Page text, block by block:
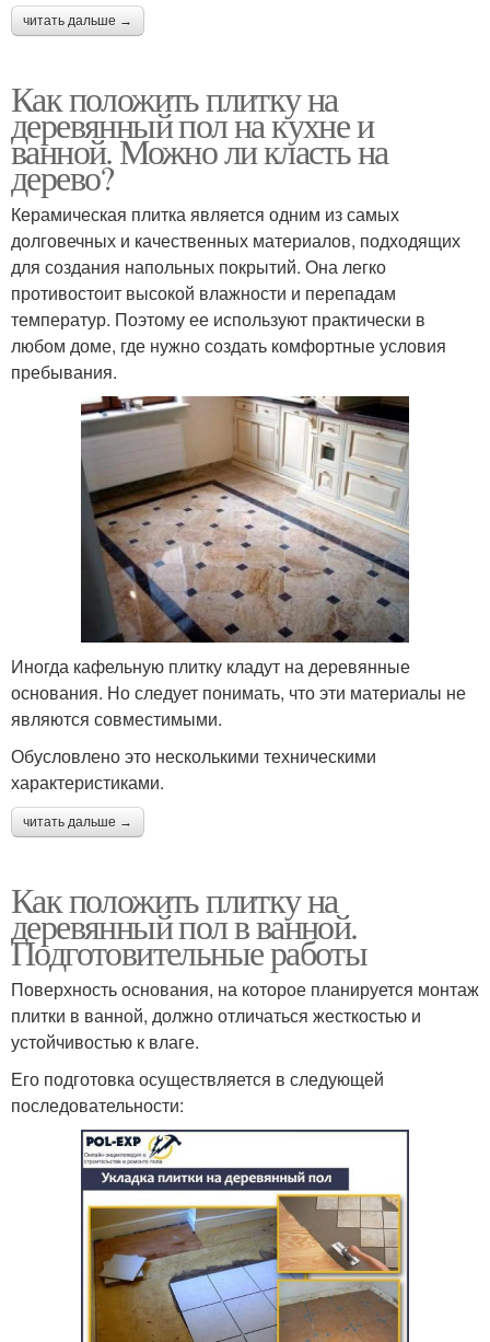
читать дальше →
Как положить плитку на
деревянный пол на кухне и
ванной. Можно ли класть на
дерево?
Керамическая плитка является одним из самых
долговечных и качественных материалов, подходящих
для создания напольных покрытий. Она легко
противостоит высокой влажности и перепадам
температур. Поэтому ее используют практически в
любом доме, где нужно создать комфортные условия
пребывания.
Иногда кафельную плитку кладут на деревянные
основания. Но следует понимать, что эти материалы не
являются совместимыми.
Обусловлено это несколькими техническими
характеристиками.
читать дальше →
Как положить плитку на
деревянный пол в ванной.
Подготовительные работы
Поверхность основания, на которое планируется монтаж
плитки в ванной, должно отличаться жесткостью и
устойчивостью к влаге.
Его подготовка осуществляется в следующей
последовательности: